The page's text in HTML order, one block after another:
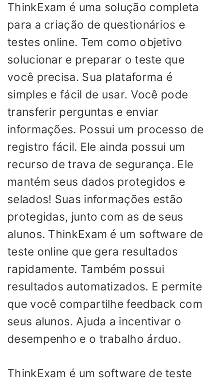
ThinkExam é uma solução completa
para a criação de questionários e
testes online. Tem como objetivo
solucionar e preparar o teste que
você precisa. Sua plataforma é
simples e fácil de usar. Você pode
transferir perguntas e enviar
informações. Possui um processo de
registro fácil. Ele ainda possui um
recurso de trava de segurança. Ele
mantém seus dados protegidos e
selados! Suas informações estão
protegidas, junto com as de seus
alunos. ThinkExam é um software de
teste online que gera resultados
rapidamente. Também possui
resultados automatizados. E permite
que você compartilhe feedback com
seus alunos. Ajuda a incentivar o
desempenho e o trabalho árduo.
ThinkExam é um software de teste